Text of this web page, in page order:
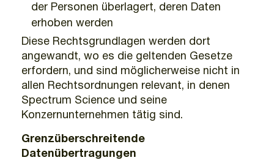
der Personen überlagert, deren Daten
erhoben werden
Diese Rechtsgrundlagen werden dort
angewandt, wo es die geltenden Gesetze
erfordern, und sind möglicherweise nicht in
allen Rechtsordnungen relevant, in denen
Spectrum Science und seine
Konzernunternehmen tätig sind.
Grenzüberschreitende
Datenübertragungen